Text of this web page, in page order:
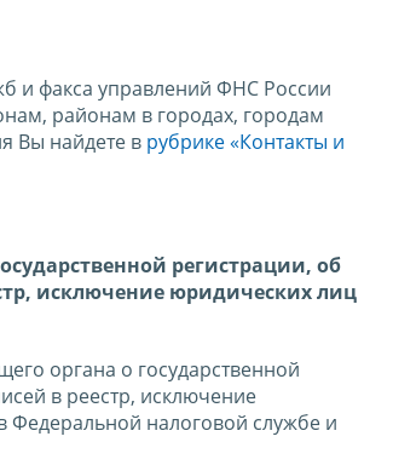
и факса управлений ФНС России
районам в городах, городам
Вы найдете в рубрике «Контакты и
регистрации, об
исключение юридических лиц
органа о государственной
в реестр, исключение
Федеральной налоговой службе и